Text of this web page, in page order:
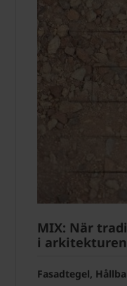
MIX: När
i
Fasadtegel,